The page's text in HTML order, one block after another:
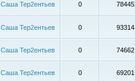
Саша Тер2ентьев 0 78445
Саша Тер2ентьев 0 93314
Саша Тер2ентьев 0 74662
Саша Тер2ентьев 0 69201